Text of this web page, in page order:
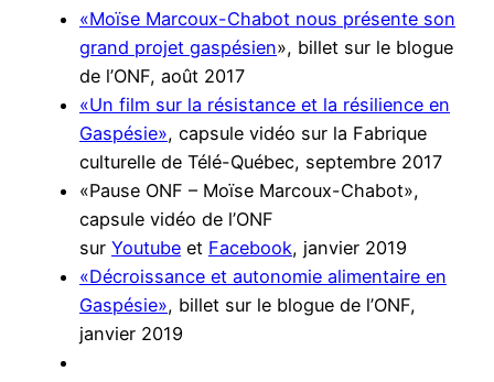
«Moïse Marcoux-Chabot nous présente son
grand projet gaspésien», billet sur le blogue
de l’ONF, août 2017
«Un film sur la résistance et la résilience en
Gaspésie», capsule vidéo sur la Fabrique
culturelle de Télé-Québec, septembre 2017
«Pause ONF – Moïse Marcoux-Chabot»,
capsule vidéo de l’ONF
sur Youtube et Facebook, janvier 2019
«Décroissance et autonomie alimentaire en
Gaspésie», billet sur le blogue de l’ONF,
janvier 2019